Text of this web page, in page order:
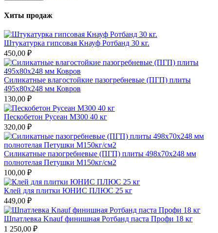
Хиты продаж
Штукатурка гипсовая Кнауф Ротбанд 30 кг.
450,00 ₽
Силикатные влагостойкие пазогребневые (ПГП) плиты
495х80х248 мм Ковров
130,00 ₽
Пескобетон Русеан М300 40 кг
320,00 ₽
Силикатные пазогребневые (ПГП) плиты 498х70х248 мм
полнотелая Петушки М150кг/см2
100,00 ₽
Клей для плитки ЮНИС ПЛЮС 25 кг
449,00 ₽
Шпатлевка Knauf финишная Ротбанд паста Профи 18 кг
1 250,00 ₽